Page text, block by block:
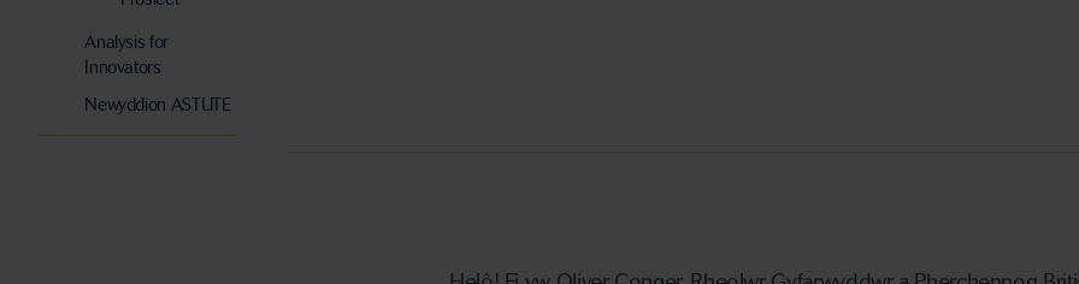
Analysis for
Innovators
Newyddion ASTUTE